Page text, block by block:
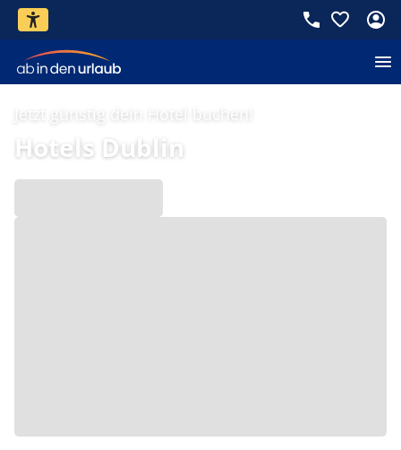
Jetzt günstig dein Hotel buchen!
Hotels Dublin